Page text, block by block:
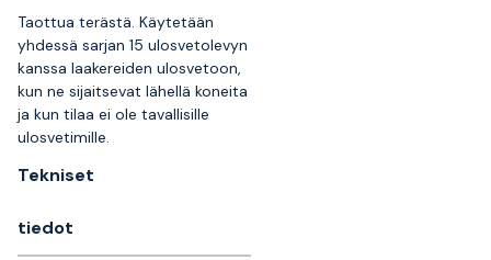
Taottua terästä. Käytetään
yhdessä sarjan 15 ulosvetolevyn
kanssa laakereiden ulosvetoon,
kun ne sijaitsevat lähellä koneita
ja kun tilaa ei ole tavallisille
ulosvetimille.
Tekniset
tiedot